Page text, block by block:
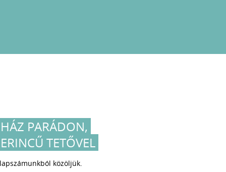
PARÁDON,
TETŐVEL
közöljük.